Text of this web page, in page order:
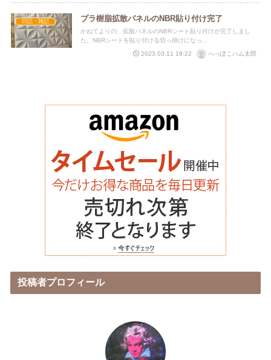
日記・雑記 プラ樹脂拡散パネルのNBR貼り付け完了
かねてよりの、拡散パネルのNBRシート貼り付けが完了しまし
た。NBRシートを貼り付ける切っ掛けになっ...
2023.03.11 19:22
へっぽこハム太郎
投稿者プロフィール